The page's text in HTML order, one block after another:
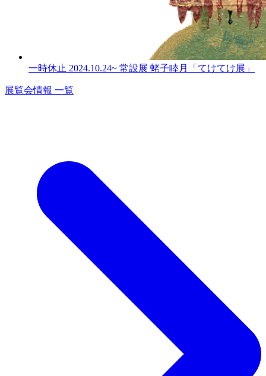
一時休止 2024.10.24~ 常設展 蛯子睦月「てけてけ展」
展覧会情報 一覧